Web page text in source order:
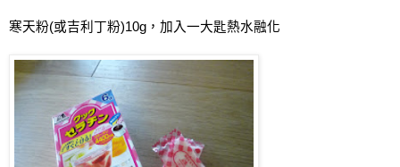
寒天粉(或吉利丁粉)10g ， 加入一大匙熱水融化